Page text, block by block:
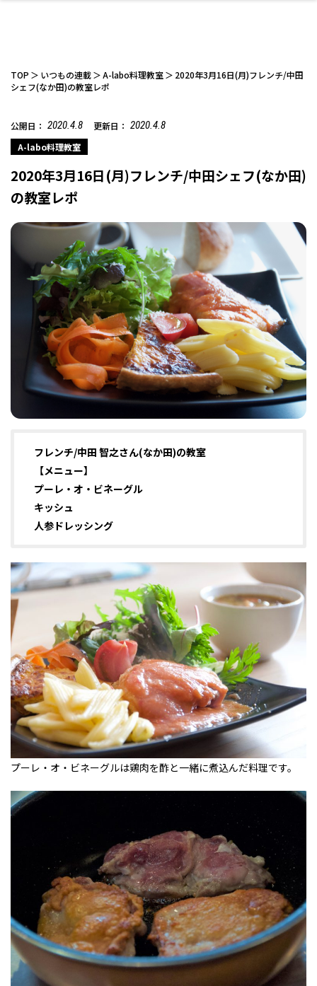
お酒 洋食 中華
和食 わんぱく 福島ローカルグル
メ
パン アジア・エスニッ
ランチ その他
デート・友達と ひとりで アウトドア
温泉 体験 名所
レジャー・スポー
ツ施設
美容アイテム エイジングケア メンズ
フィットネス・や
せたい
鍼灸・整体・リラ
クゼーション
まつ毛サロン
脱毛 温活・サウナ
その他
ファッション
スポーツ・アウト
ドア
ギフト・お土産 キッズ
インテリア 食品・酒 生活を彩るモノ
その他
保険 病院・クリニック ペット
趣味・スキルアッ
プ
保育園・こども園 子どもの習い事・
塾
幼稚園
その他
リフォーム・リノ
ベーション
自治体インフォ その他
TOP いつもの連載 A-labo料理教室
2020年3月16日(月)フレンチ/中田
シェフ(なか田)の教室レポ
公開日： 2020.4.8 更新日： 2020.4.8
A-labo料理教室
2020年3月16日(月)フレンチ/中田シェフ(なか田)
の教室レポ
フレンチ/中田 智之さん(なか田)の教室
【メニュー】
プーレ・オ・ビネーグル
キッシュ
人参ドレッシング
プーレ・オ・ビネーグルは鶏肉を酢と一緒に煮込んだ料理です。